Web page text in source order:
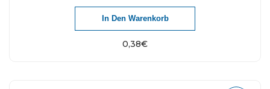
0,38€
In Den Warenkorb